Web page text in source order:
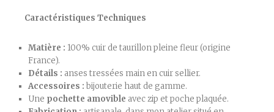
​Caractéristiques Techniques
Matière : 100% cuir de taurillon pleine fleur (origine
France).
Détails : anses tressées main en cuir sellier.
Accessoires : bijouterie haut de gamme.
​Une pochette amovible avec zip et poche plaquée.